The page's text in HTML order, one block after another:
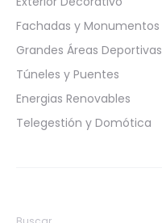
Fachadas y Monumentos
Grandes Áreas Deportivas
Túneles y Puentes
Energias Renovables
Telegestión y Domótica